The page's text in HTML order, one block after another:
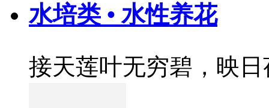
水培类 • 水性养花
接天莲叶无穷碧，映